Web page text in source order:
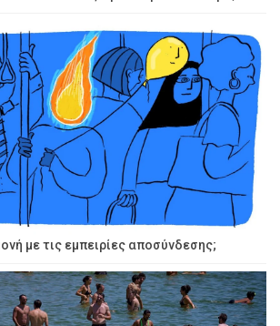
με τις εμπειρίες αποσύνδεσης;